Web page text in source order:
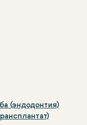
(эндодонтия)